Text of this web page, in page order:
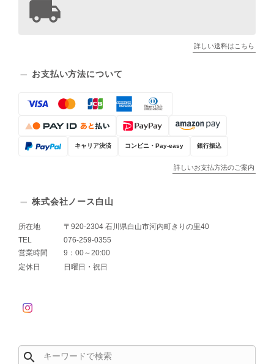
詳しい送料はこちら
お支払い方法について
キャリア決済 コンビニ・Pay-easy 銀行振込
詳しいお支払方法のご案内
株式会社ノース白山
所在地
〒920-2304 石川県白山市河内町きりの里40
TEL
076-259-0355
営業時間
9：00～20:00
定休日
日曜日・祝日
search